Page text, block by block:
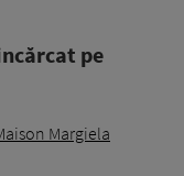
pe
Margiela